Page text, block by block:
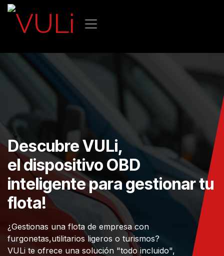
Ir al contenido
Descubre VULi,
el dispositivo OBD
inteligente para gestionar tu
flota!
¿Gestionas una flota de empresa con
furgonetas,utilitarios ligeros o turismos?
VULi te ofrece una solución "todo incluido",